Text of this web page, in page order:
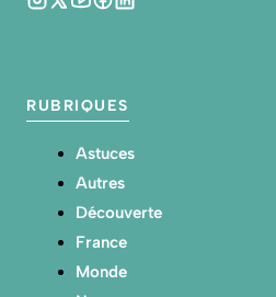
RUBRIQUES
Astuces
Autres
Découverte
France
Monde